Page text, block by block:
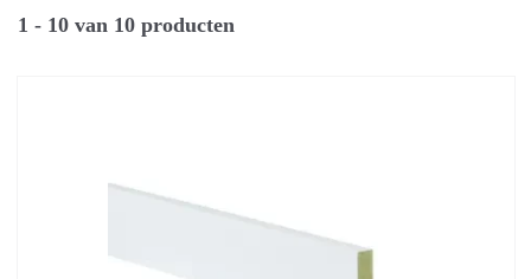
1 - 10 van 10 producten